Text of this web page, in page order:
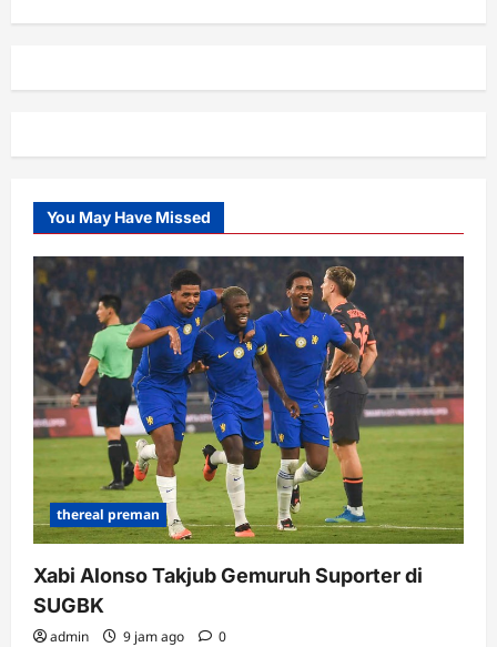
You May Have Missed
thereal preman
Xabi Alonso Takjub Gemuruh Suporter di
SUGBK
admin 9 jam ago 0